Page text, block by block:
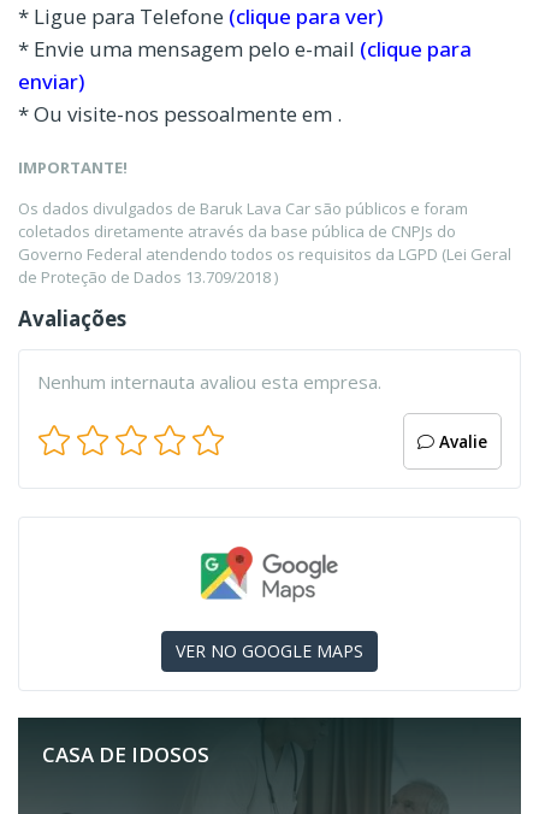
* Ligue para Telefone (clique para ver)
* Envie uma mensagem pelo e-mail (clique para
enviar)
* Ou visite-nos pessoalmente em .
IMPORTANTE!
Os dados divulgados de Baruk Lava Car são públicos e foram
coletados diretamente através da base pública de CNPJs do
Governo Federal atendendo todos os requisitos da LGPD (Lei Geral
de Proteção de Dados 13.709/2018 )
Avaliações
Nenhum internauta avaliou esta empresa.
Avalie
VER NO GOOGLE MAPS
CASA DE IDOSOS